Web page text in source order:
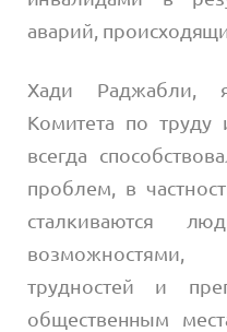
аварий,
Хади Раджабли,
Комитета по труду
всегда
проблем, в
сталкиваются
трудностей и
общественным